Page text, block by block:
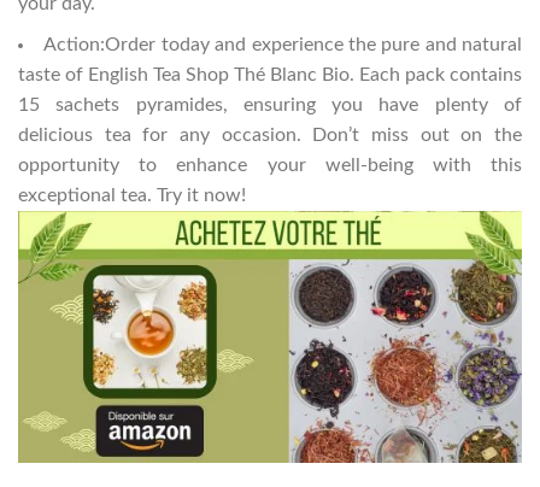
Action:Order today and experience the pure and natural
taste of English Tea Shop Thé Blanc Bio. Each pack contains
15 sachets pyramides, ensuring you have plenty of
delicious tea for any occasion. Don’t miss out on the
opportunity to enhance your well-being with this
exceptional tea. Try it now!